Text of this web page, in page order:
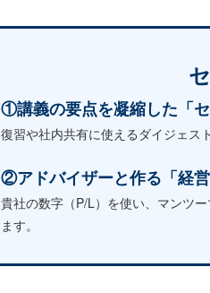
①講義の要点を凝縮した「
復習や社内共有に使えるダイジェス
②アドバイザーと作る「経
貴社の数字（P/L）を使い、マンツ
ます。